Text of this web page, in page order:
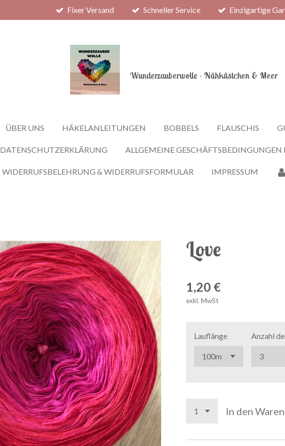
Fixer Versand Schneller Service Einzigartige
Wunderzauberwolle - Nähkästchen & Meer
ÜBER UNS HÄKELANLEITUNGEN BOBBELS FLAUSCHIS
DATENSCHUTZERKLÄRUNG ALLGEMEINE
WIDERRUFSBELEHRUNG & WIDERRUFSFORMULAR IMPRESSUM
Love
1,20 €
exkl. MwSt
Lauflänge Anzahl
In den